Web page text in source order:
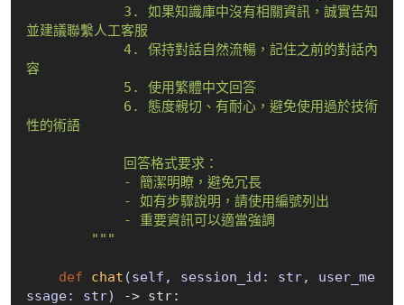
並建議聯繫人工客服
容
性的術語
        """
def chat (self, session_id: str, user_me
ssage: str)
-> str: